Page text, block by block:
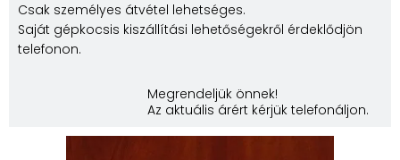
Csak személyes átvétel lehetséges.
Saját gépkocsis kiszállítási lehetőségekről érdeklődjön
telefonon.
Megrendeljük önnek!
Az aktuális árért kérjük telefonáljon.